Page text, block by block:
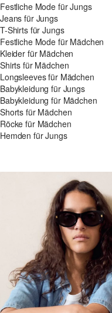
Festliche Mode für Jungs
Jeans für Jungs
T-Shirts für Jungs
Festliche Mode für Mädchen
Kleider für Mädchen
Shirts für Mädchen
Longsleeves für Mädchen
Babykleidung für Jungs
Babykleidung für Mädchen
Shorts für Mädchen
Röcke für Mädchen
Hemden für Jungs